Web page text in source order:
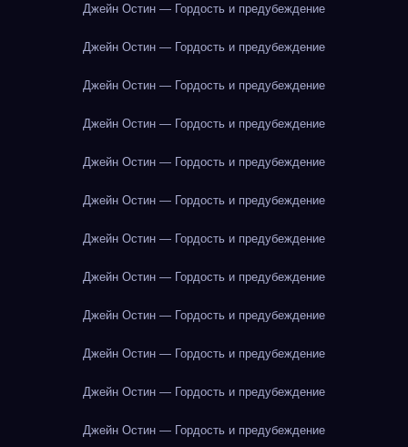
Джейн Остин — Гордость и предубеждение
Джейн Остин — Гордость и предубеждение
Джейн Остин — Гордость и предубеждение
Джейн Остин — Гордость и предубеждение
Джейн Остин — Гордость и предубеждение
Джейн Остин — Гордость и предубеждение
Джейн Остин — Гордость и предубеждение
Джейн Остин — Гордость и предубеждение
Джейн Остин — Гордость и предубеждение
Джейн Остин — Гордость и предубеждение
Джейн Остин — Гордость и предубеждение
Джейн Остин — Гордость и предубеждение